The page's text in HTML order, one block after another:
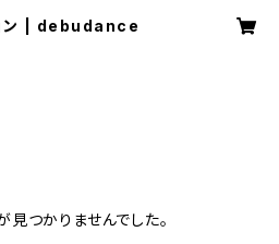
ン | debudance
つかりませんでした。